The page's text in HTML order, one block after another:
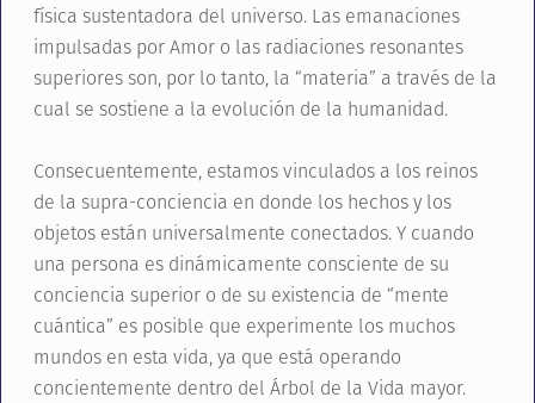
física sustentadora del universo. Las emanaciones
impulsadas por Amor o las radiaciones resonantes
superiores son, por lo tanto, la “materia” a través de la
cual se sostiene a la evolución de la humanidad.
Consecuentemente, estamos vinculados a los reinos
de la supra-conciencia en donde los hechos y los
objetos están universalmente conectados. Y cuando
una persona es dinámicamente consciente de su
conciencia superior o de su existencia de “mente
cuántica” es posible que experimente los muchos
mundos en esta vida, ya que está operando
concientemente dentro del Árbol de la Vida mayor.